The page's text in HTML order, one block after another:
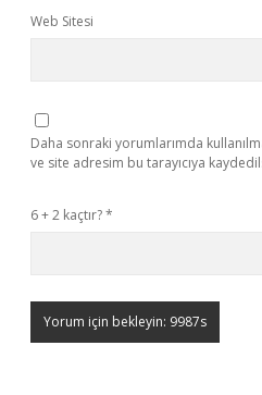
Web Sitesi
Daha sonraki yorumlarımda
ve site adresim bu tarayıcıya
6 + 2 kaçtır?*